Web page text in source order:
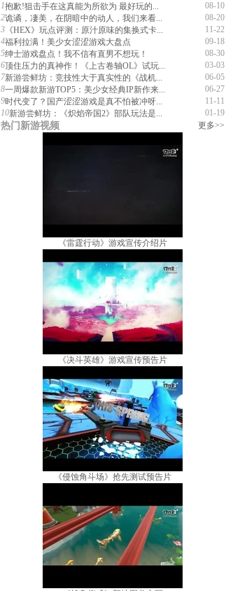
1
08-10
抱歉!狙击手在这真能为所欲为 最好玩的...
2
08-20
诡谲，凄美，在阴暗中的动人，我们来看...
3
11-22
《HEX》玩点评测：原汁原味的集换式卡...
4
09-18
福利拉满！美少女涩涩游戏大盘点
5
08-30
绅士游戏盘点！我不信有直男不想玩！
6
03-03
顶住压力的真神作！《上古卷轴OL》试玩...
7
06-05
新游尝鲜坊：竞技性大于真实性的《战机...
8
06-27
一周爆款新游TOP5：美少女经典IP新作来...
9
11-11
时代变了？国产涩涩游戏是真不怕被冲呀...
10
01-19
新游尝鲜坊：《炽焰帝国2》部队玩法是...
热门新游视频 更多>>
《雷霆行动》游戏宣传介绍片
《决斗英雄》游戏宣传预告片
《侵蚀角斗场》抢先测试预告片